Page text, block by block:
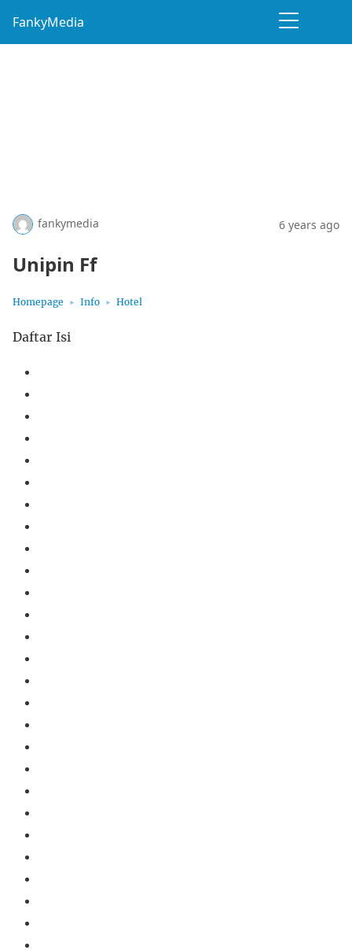
FankyMedia
fankymedia 6 years ago
Unipin Ff
Homepage Info Hotel
Daftar Isi